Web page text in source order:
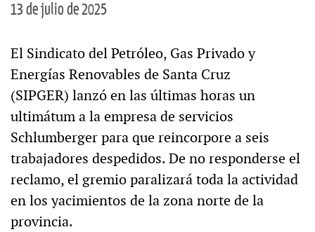
13 de julio de 2025
El Sindicato del Petróleo, Gas Privado y
Energías Renovables de Santa Cruz
(SIPGER) lanzó en las últimas horas un
ultimátum a la empresa de servicios
Schlumberger para que reincorpore a seis
trabajadores despedidos. De no responderse el
reclamo, el gremio paralizará toda la actividad
en los yacimientos de la zona norte de la
provincia.